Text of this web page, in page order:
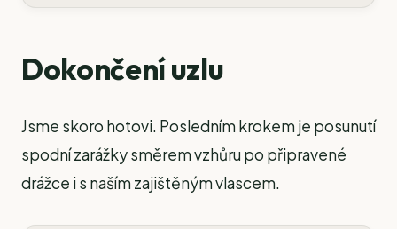
Dokončení uzlu
Jsme skoro hotovi. Posledním krokem je posunutí
spodní zarážky směrem vzhůru po připravené
drážce i s naším zajištěným vlascem.